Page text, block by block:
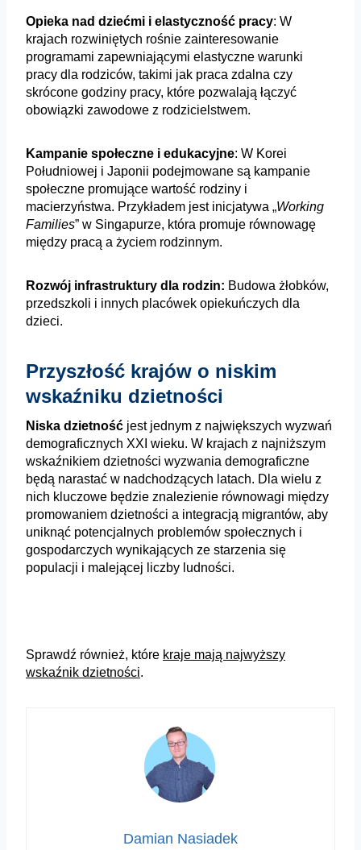
Opieka nad dziećmi i elastyczność pracy: W
krajach rozwiniętych rośnie zainteresowanie
programami zapewniającymi elastyczne warunki
pracy dla rodziców, takimi jak praca zdalna czy
skrócone godziny pracy, które pozwalają łączyć
obowiązki zawodowe z rodzicielstwem.
Kampanie społeczne i edukacyjne: W Korei
Południowej i Japonii podejmowane są kampanie
społeczne promujące wartość rodziny i
macierzyństwa. Przykładem jest inicjatywa „Working
Families” w Singapurze, która promuje równowagę
między pracą a życiem rodzinnym.
Rozwój infrastruktury dla rodzin: Budowa żłobków,
przedszkoli i innych placówek opiekuńczych dla
dzieci.
Przyszłość krajów o niskim
wskaźniku dzietności
Niska dzietność jest jednym z największych wyzwań
demograficznych XXI wieku. W krajach z najniższym
wskaźnikiem dzietności wyzwania demograficzne
będą narastać w nadchodzących latach. Dla wielu z
nich kluczowe będzie znalezienie równowagi między
promowaniem dzietności a integracją migrantów, aby
uniknąć potencjalnych problemów społecznych i
gospodarczych wynikających ze starzenia się
populacji i malejącej liczby ludności.
Sprawdź również, które kraje mają najwyższy
wskaźnik dzietności.
Damian Nasiadek